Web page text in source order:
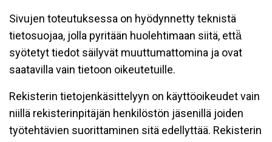
Sivujen toteutuksessa on hyödynnetty teknistä
tietosuojaa, jolla pyritään huolehtimaan siitä, että̈
syötetyt tiedot säilyvät muuttumattomina ja ovat
saatavilla vain tietoon oikeutetuille.
Rekisterin tietojenkäsittelyyn on käyttöoikeudet vain
niillä rekisterinpitäjän henkilöstön jäsenillä joiden
työtehtävien suorittaminen sitä edellyttää. Rekisterin